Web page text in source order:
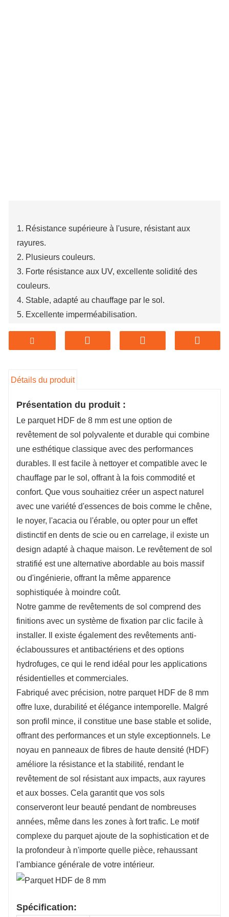
1. Résistance supérieure à l'usure, résistant aux
rayures.
2. Plusieurs couleurs.
3. Forte résistance aux UV, excellente solidité des
couleurs.
4. Stable, adapté au chauffage par le sol.
5. Excellente imperméabilisation.
Détails du produit
Présentation du produit :
Le parquet HDF de 8 mm est une option de
revêtement de sol polyvalente et durable qui combine
une esthétique classique avec des performances
durables. Il est facile à nettoyer et compatible avec le
chauffage par le sol, offrant à la fois commodité et
confort. Que vous souhaitiez créer un aspect naturel
avec une variété d'essences de bois comme le chêne,
le noyer, l'acacia ou l'érable, ou opter pour un effet
distinctif en dents de scie ou en carrelage, il existe un
design adapté à chaque maison. Le revêtement de sol
stratifié est une alternative abordable au bois massif
ou d'ingénierie, offrant la même apparence
sophistiquée à moindre coût.
Notre gamme de revêtements de sol comprend des
finitions avec un système de fixation par clic facile à
installer. Il existe également des revêtements anti-
éclaboussures et antibactériens et des options
hydrofuges, ce qui le rend idéal pour les applications
résidentielles et commerciales.
Fabriqué avec précision, notre parquet HDF de 8 mm
offre luxe, durabilité et élégance intemporelle. Malgré
son profil mince, il constitue une base stable et solide,
offrant des performances et un style exceptionnels. Le
noyau en panneaux de fibres de haute densité (HDF)
améliore la résistance et la stabilité, rendant le
revêtement de sol résistant aux impacts, aux rayures
et aux bosses. Cela garantit que vos sols
conserveront leur beauté pendant de nombreuses
années, même dans les zones à fort trafic. Le motif
complexe du parquet ajoute de la sophistication et de
la profondeur à n'importe quelle pièce, rehaussant
l'ambiance générale de votre intérieur.
Spécification: